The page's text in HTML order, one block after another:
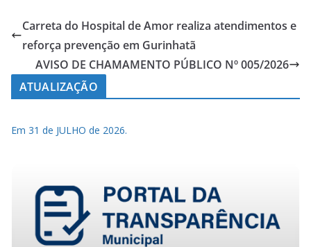
Carreta do Hospital de Amor realiza atendimentos e
reforça prevenção em Gurinhatã
AVISO DE CHAMAMENTO PÚBLICO Nº 005/2026
ATUALIZAÇÃO
Em 31 de JULHO de 2026.